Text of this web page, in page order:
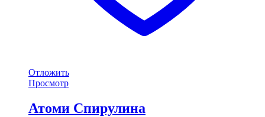
Отложить
Просмотр
Атоми Спирулина